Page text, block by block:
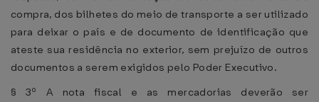
compra, dos bilhetes do meio de transporte a ser utilizado
para deixar o país e de documento de identificação que
ateste sua residência no exterior, sem prejuízo de outros
documentos a serem exigidos pelo Poder Executivo.
§ 3º A nota fiscal e as mercadorias deverão ser